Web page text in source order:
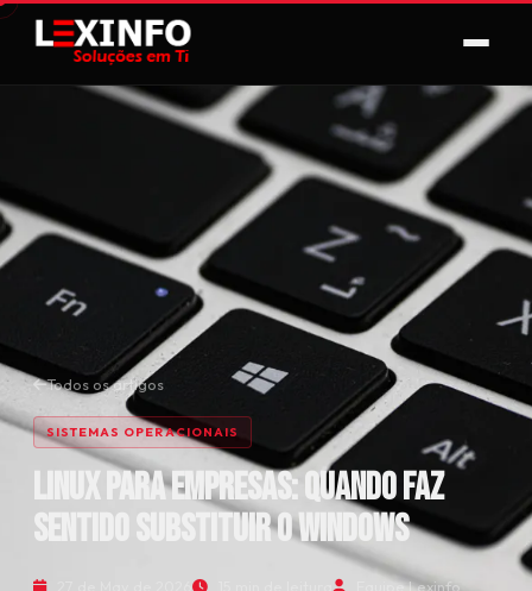
Todos os artigos
SISTEMAS OPERACIONAIS
Linux para empresas: quando faz
sentido substituir o Windows
Equipe Lexinfo